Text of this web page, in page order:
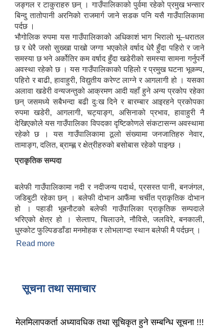
जङ्गल र टाकुराहरु छन् । गाउँपालिकाको पुर्वमा रहेको प्रमुख भन्सार
बिन्दु तातोपानी अरनिको राजमार्ग जाने सडक पनि यसै गाउँपालिकामा
पर्दछ ।
भौगोलिक रुपमा यस गाउँपालिकाको अधिकाशं भाग भिरालो भू–धरातल
छ र धेरै जसो सुख्खा पाखो जग्गा भएकोले वर्षाद धेरै हुँदा पहिरो र जाने
समस्या छ भने अर्कोतिर कम वर्षाद हुँदा खडेरीको समस्या सामना गर्नुपर्ने
अवस्था रहेको छ । यस गाउँपालिकाको पहिलो र प्रमु्ख घटना भूकम्प,
पहिरो र बाढी, हावाहुरी, विद्युतीय करेण्ट लाग्ने र आगलागी हो । यसका
अलावा खडेरी वन्यजन्तुको आक्रमण आदी यहाँ हुने अन्य प्रकोप रहेका
छन् जसमध्ये सबैभन्दा बढी दुःख दिने र बारम्बार आइरहने प्रकोपका
रुपमा खडेरी, आगलागी, चट्याङ्ग, असिनाको प्रभाव, हावाहुरी नै
देखिएकोले यस गाउँपालिका विपदका दृष्टिकोणले संकटासन्न अवस्थामा
रहेको छ । यस गाउँपालिकामा ठूलो संख्यामा जनजातिहरु नेवार,
तामाङ्ग, दलित, ब्राम्ह्ण र क्षेत्रीहरुको बसोबास रहेको पाइन्छ ।
प्राकृतिक सम्पदा
बलेफी गाउँपालिकामा नदी र नदीजन्य पदार्थ, प्रसस्त पानी, बनजंगल,
जडिबुटी रहेका छन् । बलेफी दोभान आफैंमा चर्चीत प्राकृतिक दोभान
हो । पहाडी भूबनौटको बलेफी गाउँपालिका प्राकृतिक सम्पदाले
भरिएको क्षेत्र हो । सेल्ताप, चिलाउने, नौविसे, जलविरे, बनकाली,
धुस्कोट फुल्पिङडाँडा मनमोहक र लोभलाग्दा स्थान बलेफी मै पर्दछन् ।
Read more
सूचना तथा समाचार
मेलमिलापकर्ता अध्यावधिक तथा सूचिकृत हुने सम्बन्धि सूचना !!!